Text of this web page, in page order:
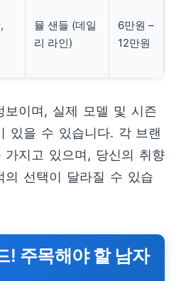
뮬 샌들 (데일
리 라인)
6만원 –
12만원
보이며, 실제 모델 및 시즌
있을 수 있습니다. 각 브랜
가지고 있으며, 당신의 취향
의 선택이 달라질 수 있습
! 주목해야 할 남자